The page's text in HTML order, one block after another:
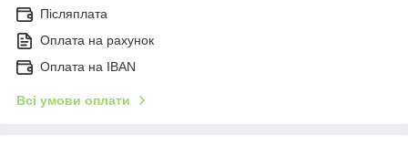
Післяплата
Оплата на рахунок
Оплата на IBAN
Всі умови оплати